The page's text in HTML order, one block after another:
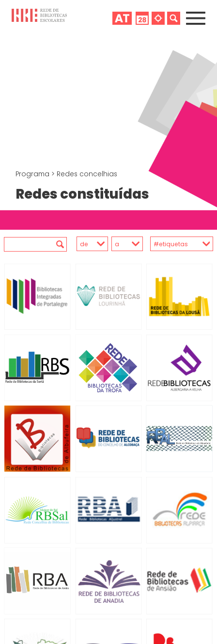
Programa > Redes concelhias
Redes constituídas